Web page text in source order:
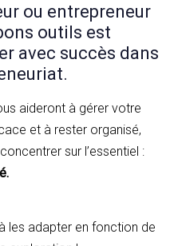
ou entrepreneur
outils est
avec succès dans
aideront à gérer votre
et à rester organisé,
sur l’essentiel :
les adapter en fonction de